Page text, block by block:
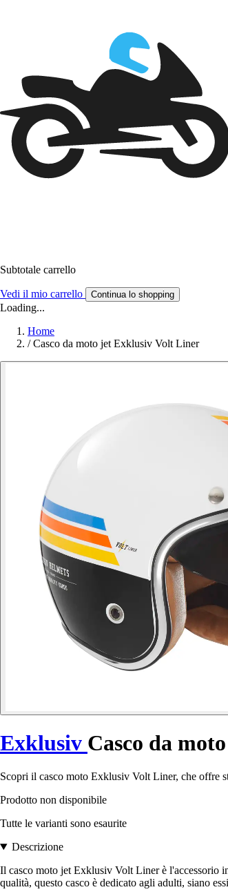
Subtotale carrello
Vedi il mio carrello Continua lo shopping
Loading...
Home
/ Casco da moto jet Exklusiv Volt Liner
Exklusiv Casco da
Scopri il casco moto Exklusiv Volt Liner, che offre
Prodotto non disponibile
Tutte le varianti sono esaurite
Descrizione
Il casco moto jet Exklusiv Volt Liner è l'accessorio
qualità, questo casco è dedicato agli adulti, siano